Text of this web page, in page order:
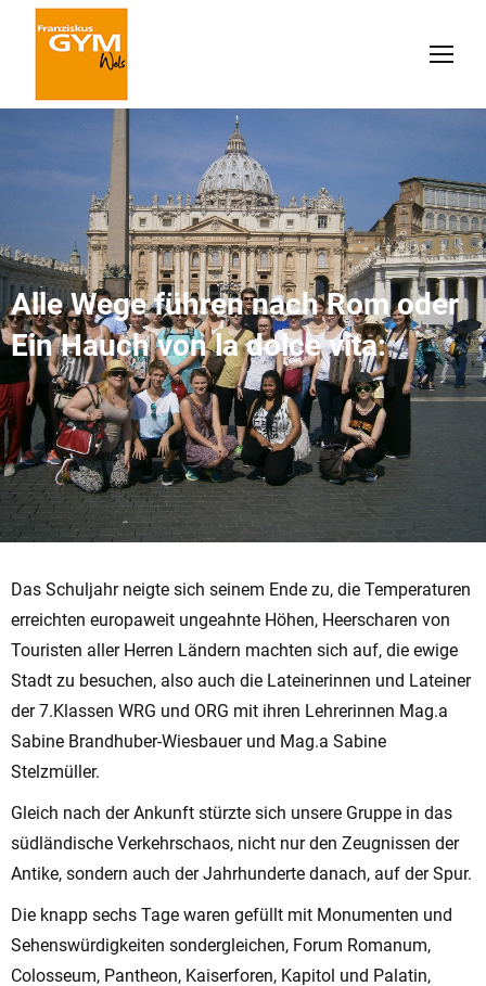
Alle Wege führen nach Rom oder
Ein Hauch von la dolce vita:
Das Schuljahr neigte sich seinem Ende zu, die Temperaturen
erreichten europaweit ungeahnte Höhen, Heerscharen von
Touristen aller Herren Ländern machten sich auf, die ewige
Stadt zu besuchen, also auch die Lateinerinnen und Lateiner
der 7.Klassen WRG und ORG mit ihren Lehrerinnen Mag.a
Sabine Brandhuber-Wiesbauer und Mag.a Sabine
Stelzmüller.
Gleich nach der Ankunft stürzte sich unsere Gruppe in das
südländische Verkehrschaos, nicht nur den Zeugnissen der
Antike, sondern auch der Jahrhunderte danach, auf der Spur.
Die knapp sechs Tage waren gefüllt mit Monumenten und
Sehenswürdigkeiten sondergleichen, Forum Romanum,
Colosseum, Pantheon, Kaiserforen, Kapitol und Palatin,